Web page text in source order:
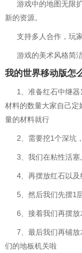
游戏中的地图无限
新的资源。
支持多人合作，玩
游戏的美术风格简
我的世界移动版怎
1、准备红石中继
材料的数量大家自己定
量的材料就行
2、需要挖1个深坑
3、我们在粘性活塞
4、再摆放红石以
5、然后我们先摆1
6、接着我们再摆
7、最后我们再铺
们的地板机关啦